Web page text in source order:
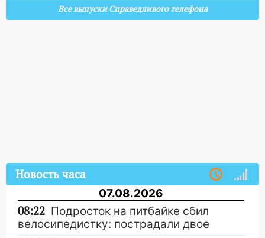
Все выпуски Справедливого телефона
Новость часа
07.08.2026
08:22 Подросток на питбайке сбил
велосипедистку: пострадали двое